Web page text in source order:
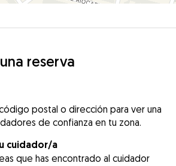
reserva
postal o dirección para ver una
de confianza en tu zona.
cuidador/a
que has encontrado al cuidador